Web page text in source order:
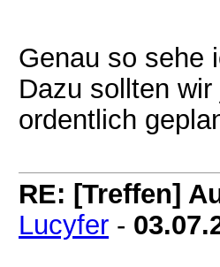
Genau so sehe
Dazu sollten
ordentlich
RE: [Treffen]
Lucyfer -